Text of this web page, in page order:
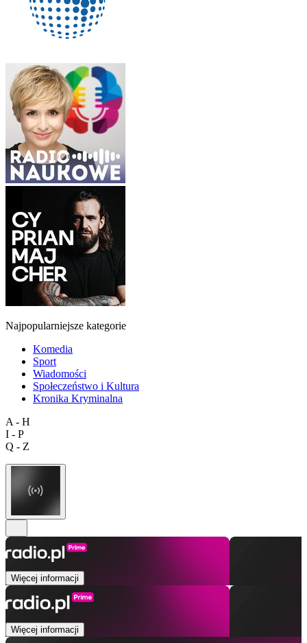
Najpopularniejsze kategorie
Komedia
Sport
Wiadomości
Społeczeństwo i Kultura
Kronika Kryminalna
A - H
I - P
Q - Z
Więcej informacji
Więcej informacji